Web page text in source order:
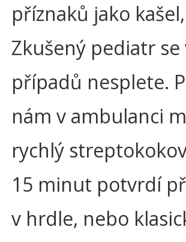
příznaků jako
Zkušený pediatr
případů nesplete.
nám v ambulanci
rychlý
15 minut potvrdí
v hrdle, nebo